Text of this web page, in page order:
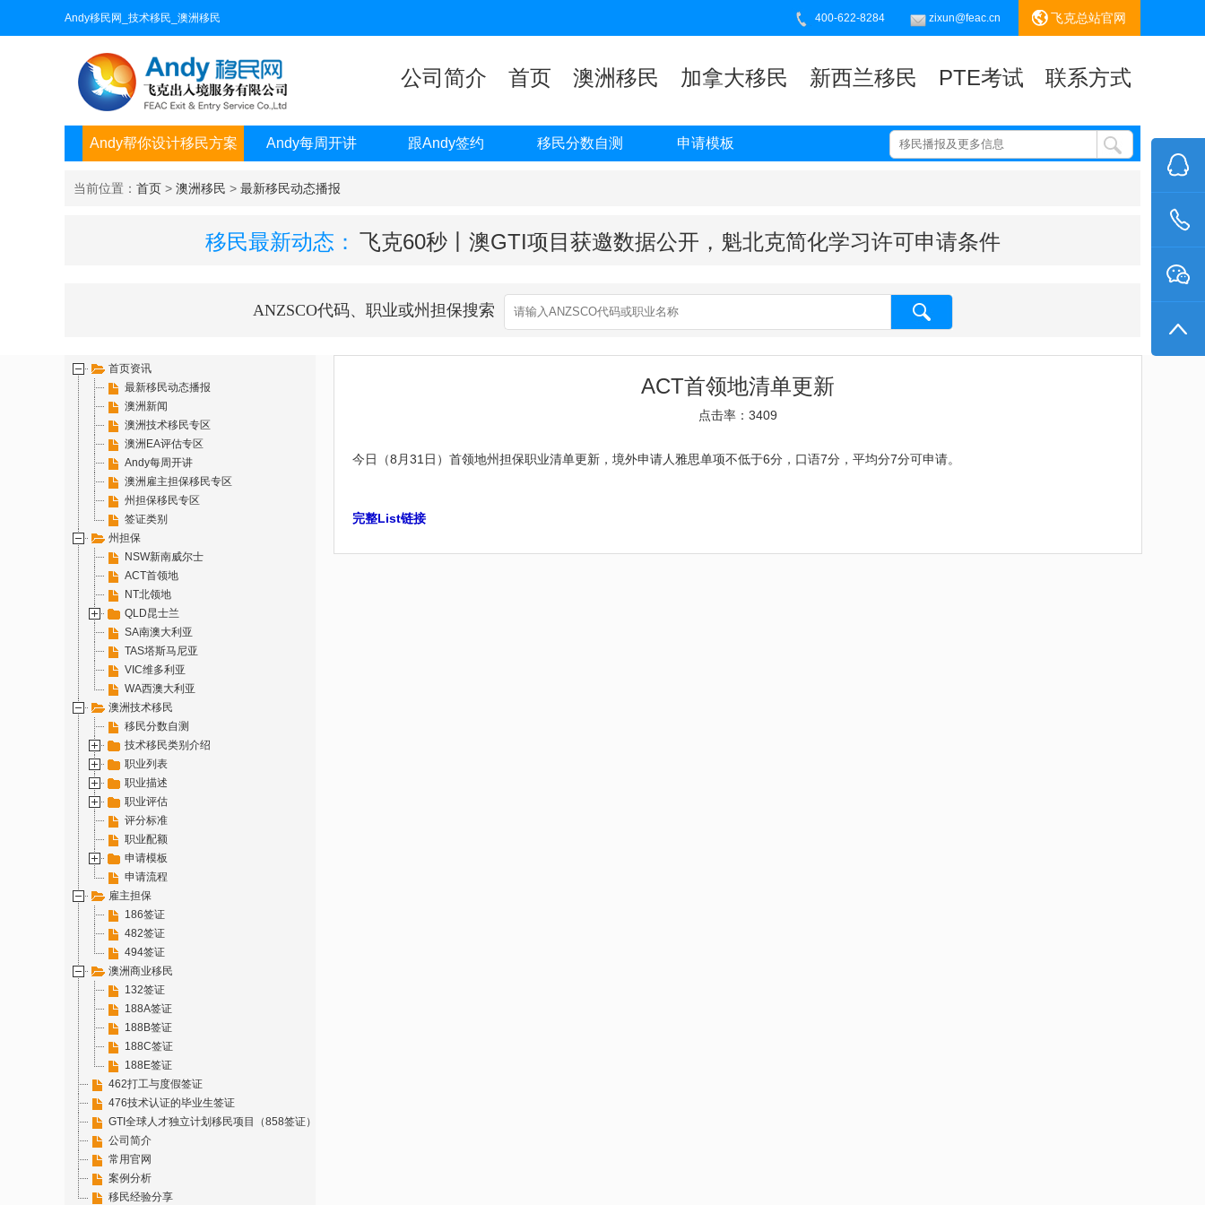
400-622-8284 zixun@feac.cn 飞克总站官网
Andy移民网_技术移民_澳洲移民
公司简介 首页 澳洲移民 加拿大移民 新西兰移民 PTE考试 联系方式
Andy帮你设计移民方案 Andy每周开讲 跟Andy签约 移民分数自测 申请模板
当前位置： 首页 > 澳洲移民 > 最新移民动态播报
移民最新动态： 飞克60秒丨澳GTI项目获邀数据公开，魁北克简化学习许可申请条件
ANZSCO代码、职业或州担保搜索
首页资讯
最新移民动态播报
澳洲新闻
澳洲技术移民专区
澳洲EA评估专区
Andy每周开讲
澳洲雇主担保移民专区
州担保移民专区
签证类别
州担保
NSW新南威尔士
ACT首领地
NT北领地
QLD昆士兰
SA南澳大利亚
TAS塔斯马尼亚
VIC维多利亚
WA西澳大利亚
澳洲技术移民
移民分数自测
技术移民类别介绍
职业列表
职业描述
职业评估
评分标准
职业配额
申请模板
申请流程
雇主担保
186签证
482签证
494签证
澳洲商业移民
132签证
188A签证
188B签证
188C签证
188E签证
462打工与度假签证
476技术认证的毕业生签证
GTI全球人才独立计划移民项目（858签证）
公司简介
常用官网
案例分析
移民经验分享
ACT首领地清单更新
点击率：3409
今日（8月31日）首领地州担保职业清单更新，境外申请人雅思单项不低于6分，口语7分，平均分7分可申请。
完整List链接